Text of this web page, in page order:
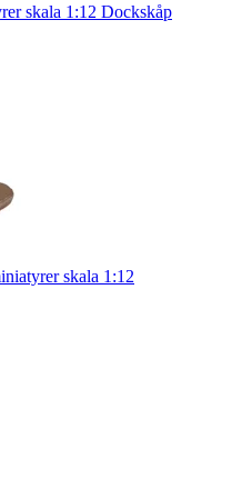
skala 1:12 Dockskåp
skala 1:12